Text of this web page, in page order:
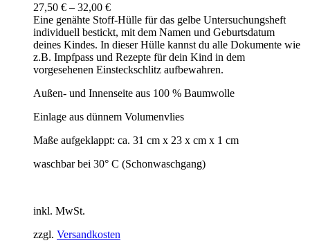
27,50 € – 32,00 €
Eine genähte Stoff-Hülle für das gelbe Untersuchungsheft
individuell bestickt, mit dem Namen und Geburtsdatum
deines Kindes. In dieser Hülle kannst du alle Dokumente wie
z.B. Impfpass und Rezepte für dein Kind in dem
vorgesehenen Einsteckschlitz aufbewahren.
Außen- und Innenseite aus 100 % Baumwolle
Einlage aus dünnem Volumenvlies
Maße aufgeklappt: ca. 31 cm x 23 x cm x 1 cm
waschbar bei 30° C (Schonwaschgang)
inkl. MwSt.
zzgl. Versandkosten